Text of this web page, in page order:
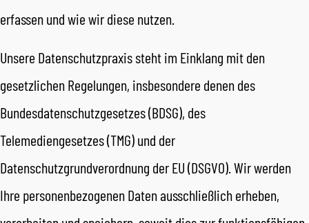
erfassen und wie wir diese nutzen.
Unsere Datenschutzpraxis steht im Einklang mit den
gesetzlichen Regelungen, insbesondere denen des
Bundesdatenschutzgesetzes (BDSG), des
Telemediengesetzes (TMG) und der
Datenschutzgrundverordnung der EU (DSGVO). Wir werden
Ihre personenbezogenen Daten ausschließlich erheben,